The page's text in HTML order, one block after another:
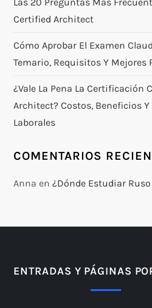
Las 20 Preguntas Más
Certified Architect
Cómo Aprobar El Examen
Temario, Requisitos Y Mejores
¿Vale La Pena La Certificación
Architect? Costos, Beneficios
Laborales
COMENTARIOS
Anna en¿Dónde Estudiar
ENTRADAS Y PÁGINAS